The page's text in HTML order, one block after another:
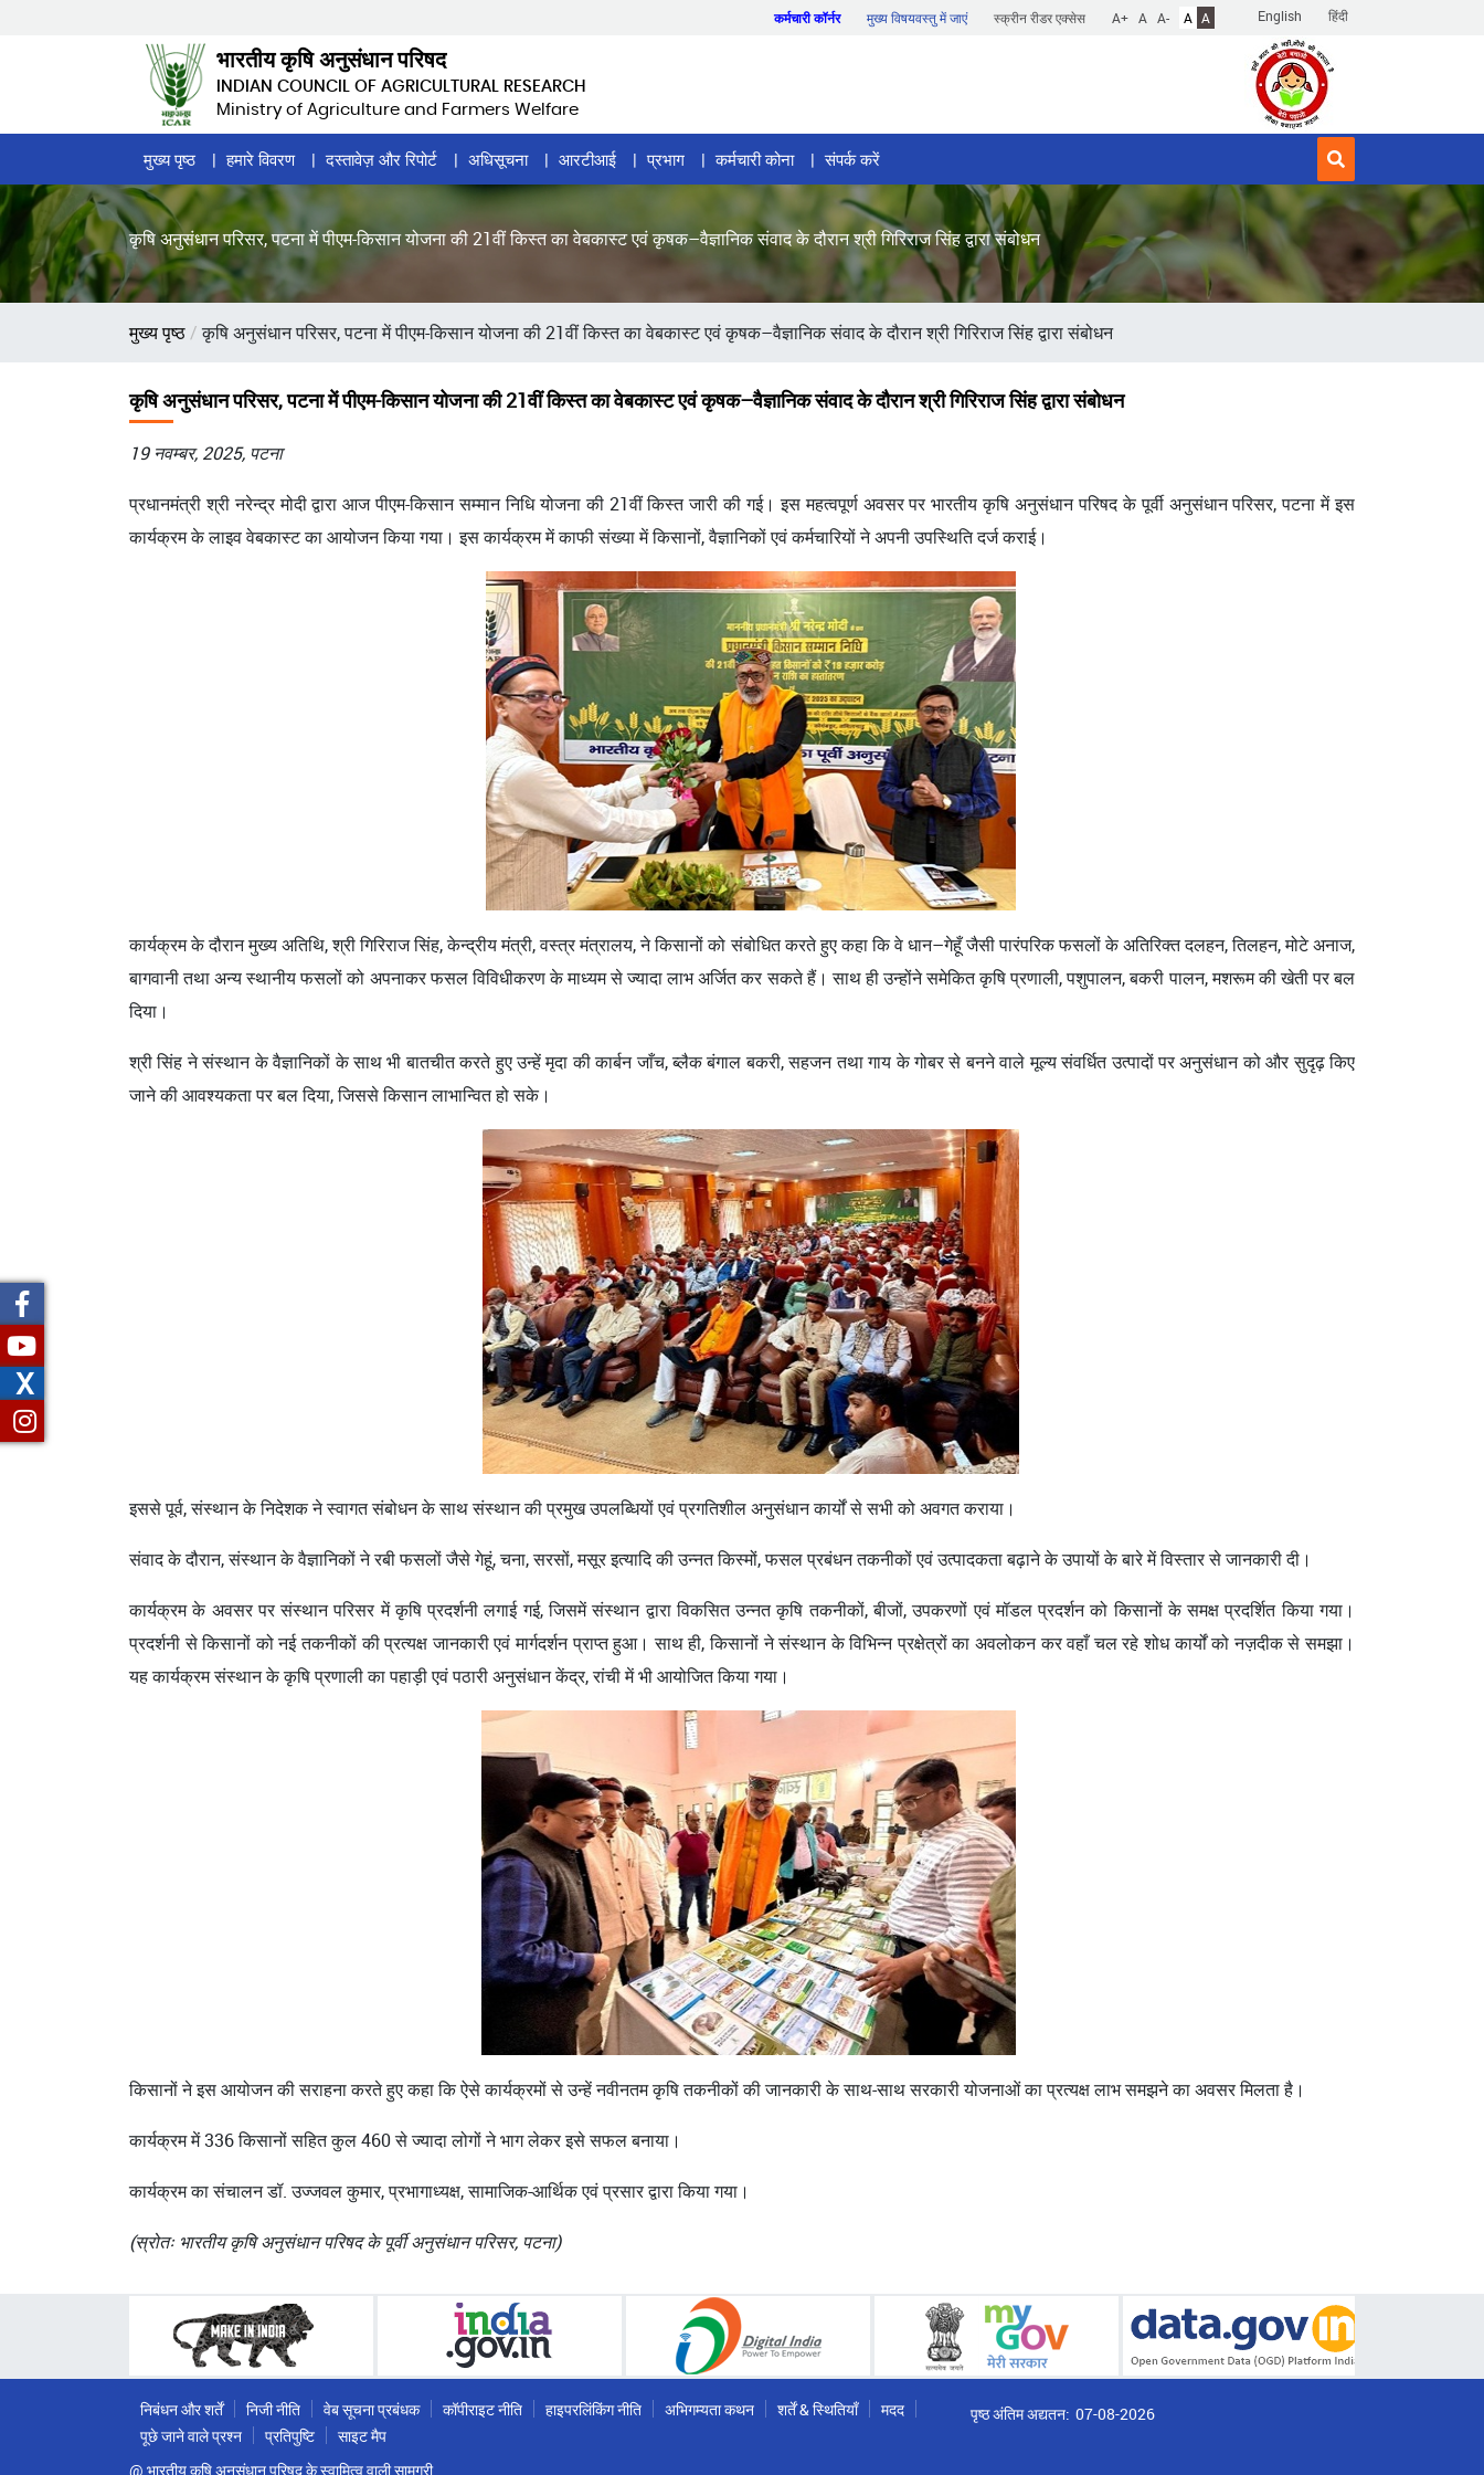
English हिंदी
कर्मचारी कॉर्नर मुख्य विषयवस्तु में जाएं स्क्रीन रीडर एक्सेस A+ A A- A A
भारतीय कृषि अनुसंधान परिषद
INDIAN COUNCIL OF AGRICULTURAL RESEARCH
Ministry of Agriculture and Farmers Welfare
Home
Page
Menu
मुख्य पृष्ठ हमारे विवरण दस्तावेज़ और रिपोर्ट अधिसूचना आरटीआई प्रभाग कर्मचारी कोना संपर्क करें
कृषि अनुसंधान परिसर, पटना में पीएम-किसान योजना की 21वीं किस्त का वेबकास्ट एवं कृषक–वैज्ञानिक संवाद के दौरान श्री गिरिराज सिंह द्वारा संबोधन
पग
मुख्य पृष्ठ कृषि अनुसंधान परिसर, पटना में पीएम-किसान योजना की 21वीं किस्त का वेबकास्ट एवं कृषक–वैज्ञानिक संवाद के दौरान श्री गिरिराज सिंह द्वारा संबोधन
कृषि अनुसंधान परिसर, पटना में पीएम-किसान योजना की 21वीं किस्त का वेबकास्ट एवं कृषक–वैज्ञानिक संवाद के दौरान श्री गिरिराज सिंह द्वारा संबोधन
19 नवम्बर, 2025, पटना
प्रधानमंत्री श्री नरेन्द्र मोदी द्वारा आज पीएम-किसान सम्मान निधि योजना की 21वीं किस्त जारी की गई। इस महत्वपूर्ण अवसर पर भारतीय कृषि अनुसंधान परिषद के पूर्वी अनुसंधान परिसर, पटना में इस
कार्यक्रम के लाइव वेबकास्ट का आयोजन किया गया। इस कार्यक्रम में काफी संख्या में किसानों, वैज्ञानिकों एवं कर्मचारियों ने अपनी उपस्थिति दर्ज कराई।
कार्यक्रम के दौरान मुख्य अतिथि, श्री गिरिराज सिंह, केन्द्रीय मंत्री, वस्त्र मंत्रालय, ने किसानों को संबोधित करते हुए कहा कि वे धान–गेहूँ जैसी पारंपरिक फसलों के अतिरिक्त दलहन, तिलहन, मोटे अनाज,
बागवानी तथा अन्य स्थानीय फसलों को अपनाकर फसल विविधीकरण के माध्यम से ज्यादा लाभ अर्जित कर सकते हैं। साथ ही उन्होंने समेकित कृषि प्रणाली, पशुपालन, बकरी पालन, मशरूम की खेती पर बल
दिया।
श्री सिंह ने संस्थान के वैज्ञानिकों के साथ भी बातचीत करते हुए उन्हें मृदा की कार्बन जाँच, ब्लैक बंगाल बकरी, सहजन तथा गाय के गोबर से बनने वाले मूल्य संवर्धित उत्पादों पर अनुसंधान को और सुदृढ़ किए
जाने की आवश्यकता पर बल दिया, जिससे किसान लाभान्वित हो सके।
इससे पूर्व, संस्थान के निदेशक ने स्वागत संबोधन के साथ संस्थान की प्रमुख उपलब्धियों एवं प्रगतिशील अनुसंधान कार्यों से सभी को अवगत कराया।
संवाद के दौरान, संस्थान के वैज्ञानिकों ने रबी फसलों जैसे गेहूं, चना, सरसों, मसूर इत्यादि की उन्नत किस्मों, फसल प्रबंधन तकनीकों एवं उत्पादकता बढ़ाने के उपायों के बारे में विस्तार से जानकारी दी।
कार्यक्रम के अवसर पर संस्थान परिसर में कृषि प्रदर्शनी लगाई गई, जिसमें संस्थान द्वारा विकसित उन्नत कृषि तकनीकों, बीजों, उपकरणों एवं मॉडल प्रदर्शन को किसानों के समक्ष प्रदर्शित किया गया।
प्रदर्शनी से किसानों को नई तकनीकों की प्रत्यक्ष जानकारी एवं मार्गदर्शन प्राप्त हुआ। साथ ही, किसानों ने संस्थान के विभिन्न प्रक्षेत्रों का अवलोकन कर वहाँ चल रहे शोध कार्यों को नज़दीक से समझा।
यह कार्यक्रम संस्थान के कृषि प्रणाली का पहाड़ी एवं पठारी अनुसंधान केंद्र, रांची में भी आयोजित किया गया।
किसानों ने इस आयोजन की सराहना करते हुए कहा कि ऐसे कार्यक्रमों से उन्हें नवीनतम कृषि तकनीकों की जानकारी के साथ-साथ सरकारी योजनाओं का प्रत्यक्ष लाभ समझने का अवसर मिलता है।
कार्यक्रम में 336 किसानों सहित कुल 460 से ज्यादा लोगों ने भाग लेकर इसे सफल बनाया।
कार्यक्रम का संचालन डॉ. उज्जवल कुमार, प्रभागाध्यक्ष, सामाजिक-आर्थिक एवं प्रसार द्वारा किया गया।
(स्रोतः भारतीय कृषि अनुसंधान परिषद के पूर्वी अनुसंधान परिसर, पटना)
निबंधन और शर्तें निजी नीति वेब सूचना प्रबंधक कॉपीराइट नीति हाइपरलिंकिंग नीति अभिगम्यता कथन शर्तें & स्थितियाँ
मदद
पूछे जाने वाले प्रश्न
प्रतिपुष्टि
साइट मैप
@ भारतीय कृषि अनुसंधान परिषद के स्वामित्व वाली सामग्री
पृष्ठ अंतिम अद्यतन: 07-08-2026
X